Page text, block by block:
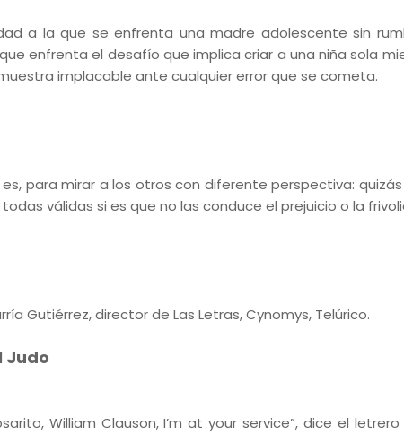
a la que se enfrenta una madre adolescente sin
enfrenta el desafío que implica criar a una niña sola
implacable ante cualquier error que se cometa.
para mirar a los otros con diferente perspectiva:
válidas si es que no las conduce el prejuicio o la
Gutiérrez, director de Las Letras, Cynomys, Telúrico.
Judo
William Clauson, I’m at your service”, dice el